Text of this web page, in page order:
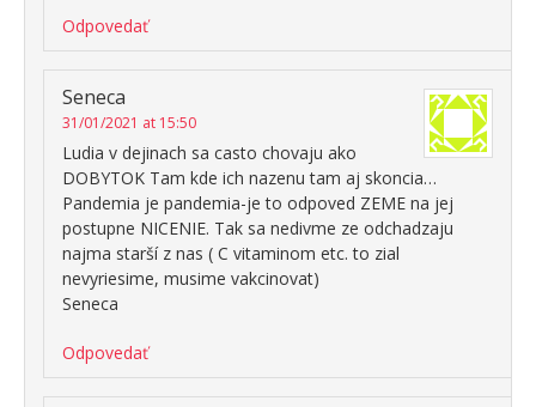
Odpovedať
Seneca
31/01/2021 at 15:50
Ludia v dejinach sa casto chovaju ako
DOBYTOK Tam kde ich nazenu tam aj skoncia…
Pandemia je pandemia-je to odpoved ZEME na jej
postupne NICENIE. Tak sa nedivme ze odchadzaju
najma starší z nas ( C vitaminom etc. to zial
nevyriesime, musime vakcinovat)
Seneca
Odpovedať